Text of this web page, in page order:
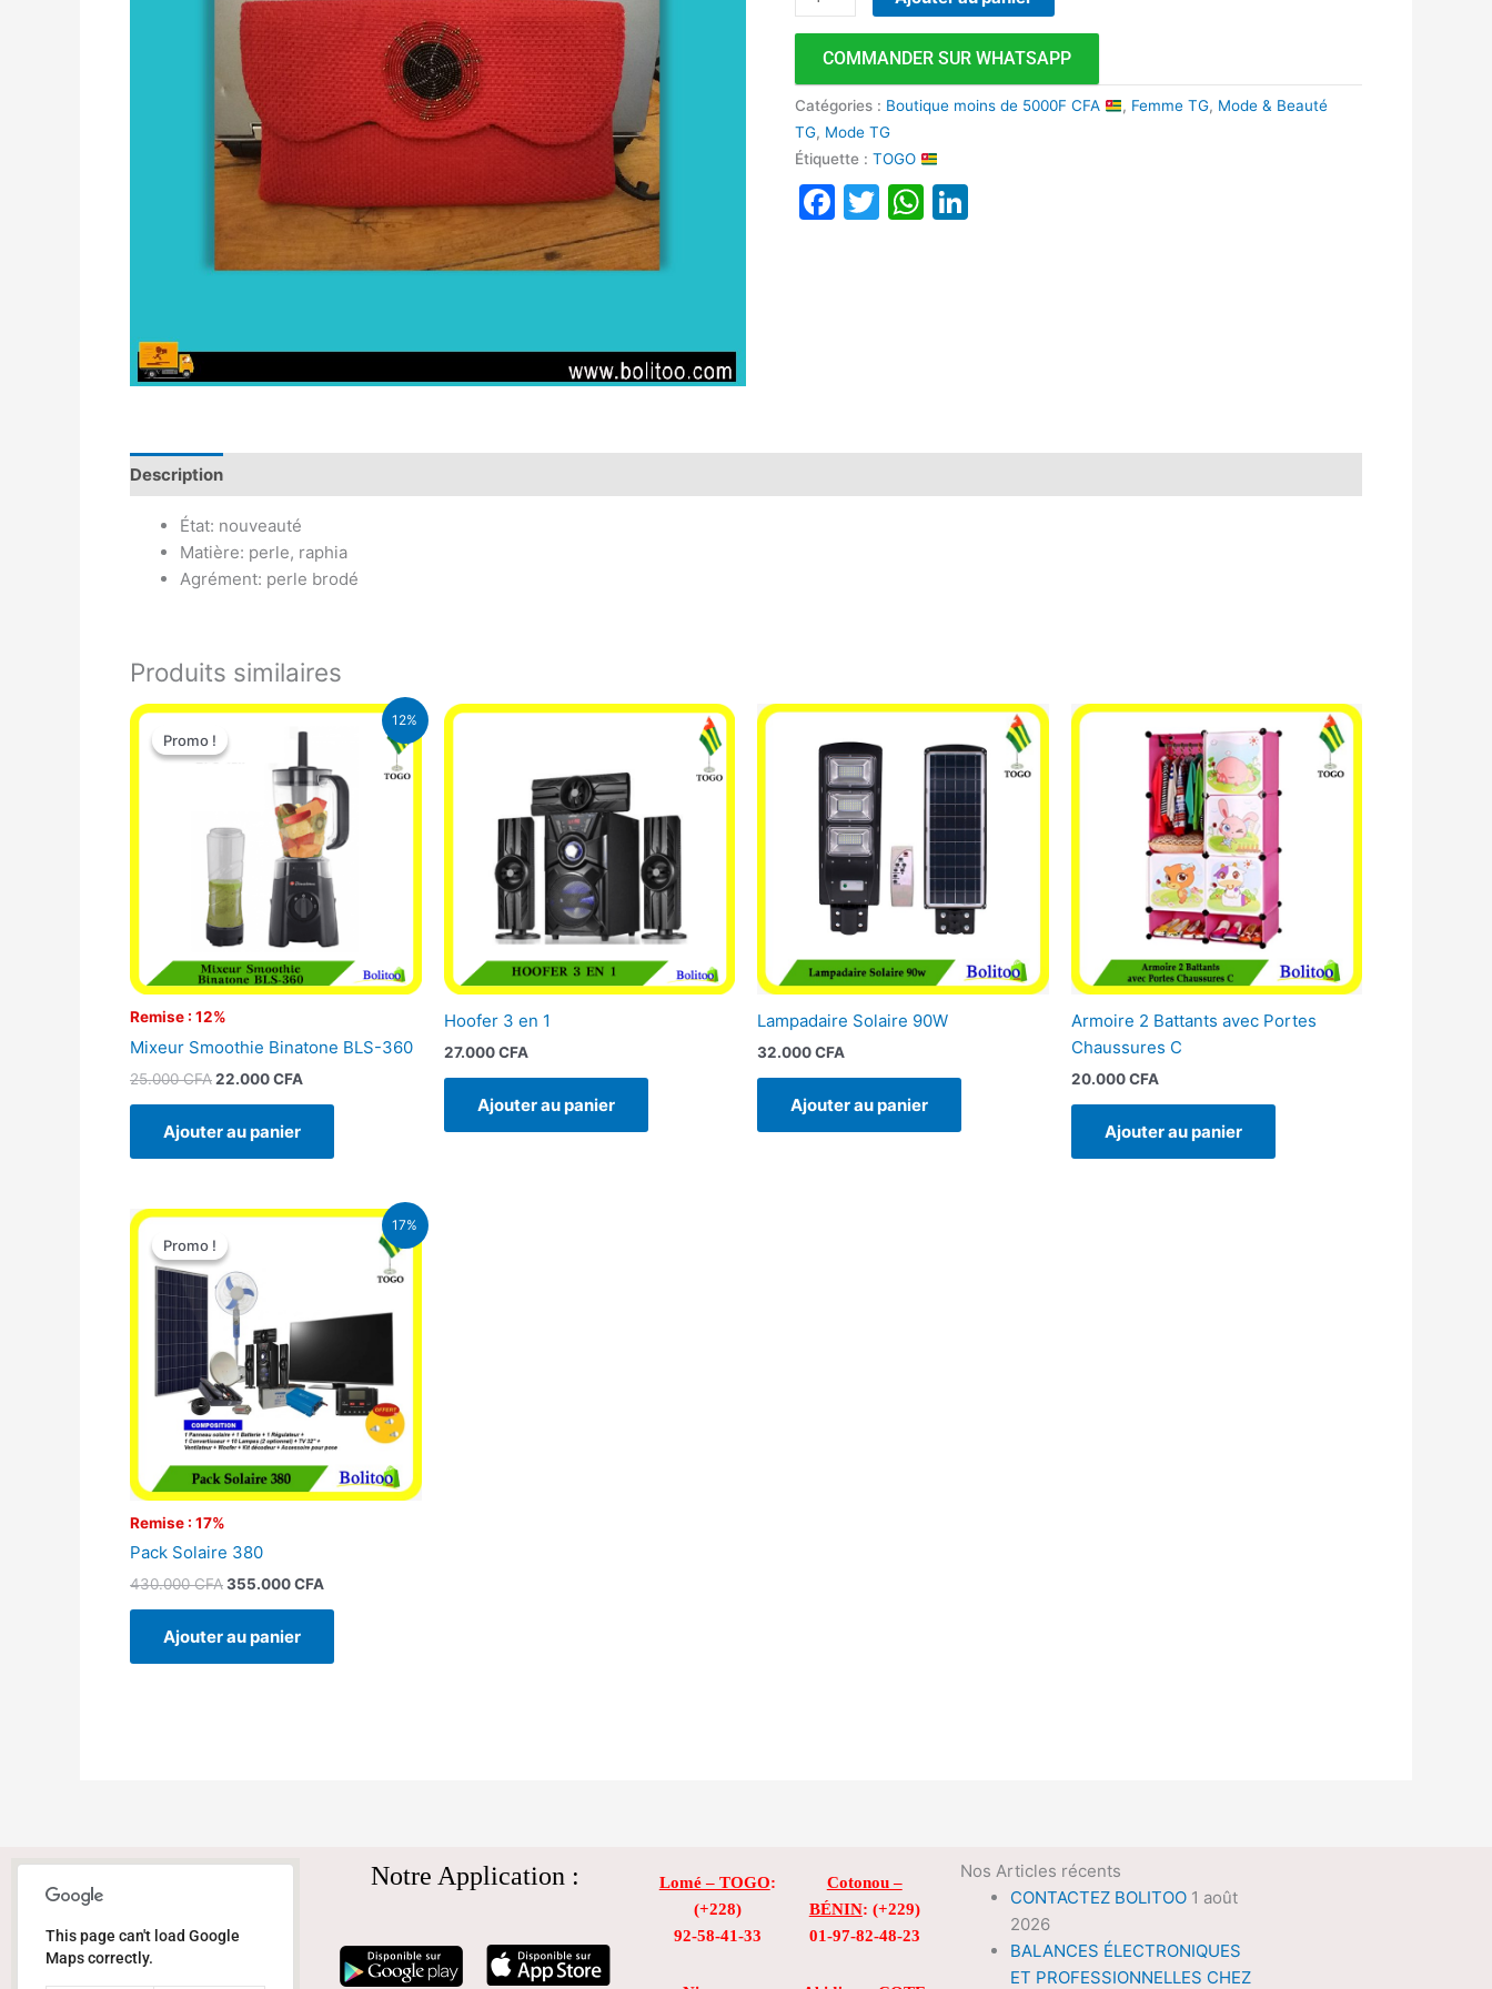
COMMANDER SUR WHATSAPP
Catégories : Boutique moins de 5000F CFA , Femme TG, Mode & Beauté
TG, Mode TG
Étiquette :TOGO
Facebook
TwitterWhatsApp
Description
État: nouveauté
Matière: perle, raphia
Agrément: perle brodé
Produits similaires
12%
Promo !
Remise : 12%
Promo !
Mixeur Smoothie Binatone BLS-360
25.000CFA
Le
initial
25.000 CFA.
22.000CFA
Le
prix
est :
22.000 CFA.
Ajouter au panier
Hoofer 3 en 1
27.000CFA
Ajouter au panier
Lampadaire Solaire 90W
32.000CFA
Ajouter au panier
Armoire 2 Battants avec Portes
Chaussures C
20.000CFA
Ajouter au panier
17%
Promo !
Remise : 17%
Promo !
Pack Solaire 380
430.000CFA
Le
initial
était :
430.000 CFA.
355.000CFA
Le
Ajouter au panier
This page can't load Google
Maps correctly.
Notre Application : Lomé – TOGO:
(+228)
92-58-41-33
Cotonou –
BÉNIN: (+229)
01-97-82-48-23
Nos Articles récents
CONTACTEZ BOLITOO 1 août
2026
BALANCES ÉLECTRONIQUES
ET PROFESSIONNELLES CHEZ